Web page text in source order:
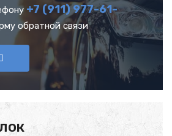
+7 (911) 977-61-
обратной связи